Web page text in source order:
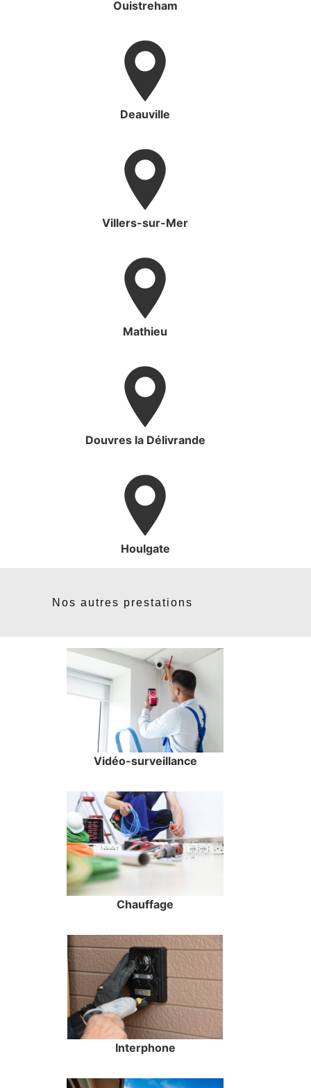
Ouistreham
Deauville
Villers-sur-Mer
Mathieu
Douvres la Délivrande
Houlgate
Nos autres prestations
Vidéo-surveillance
Chauffage
Interphone